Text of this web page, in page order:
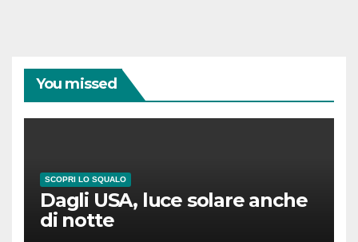
You missed
SCOPRI LO SQUALO
Dagli USA, luce solare anche
di notte